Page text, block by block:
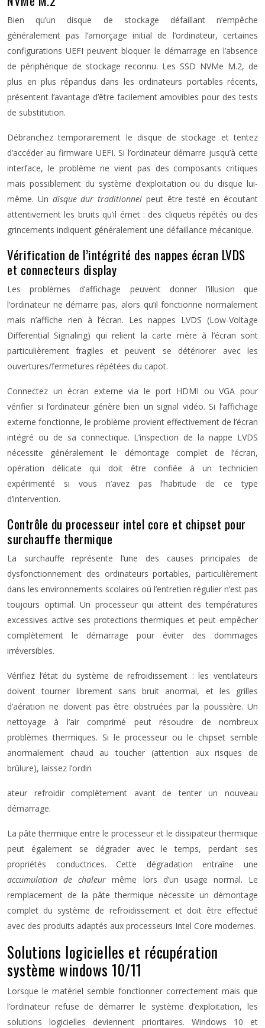
Bien qu’un disque de stockage défaillant n’empêche
généralement pas l’amorçage initial de l’ordinateur, certaines
configurations UEFI peuvent bloquer le démarrage en l’absence
de périphérique de stockage reconnu. Les SSD NVMe M.2, de
plus en plus répandus dans les ordinateurs portables récents,
présentent l’avantage d’être facilement amovibles pour des tests
de substitution.
Débranchez temporairement le disque de stockage et tentez
d’accéder au firmware UEFI. Si l’ordinateur démarre jusqu’à cette
interface, le problème ne vient pas des composants critiques
mais possiblement du système d’exploitation ou du disque lui-
même. Un disque dur traditionnel peut être testé en écoutant
attentivement les bruits qu’il émet : des cliquetis répétés ou des
grincements indiquent généralement une défaillance mécanique.
Vérification de l’intégrité des nappes écran LVDS
et connecteurs display
Les problèmes d’affichage peuvent donner l’illusion que
l’ordinateur ne démarre pas, alors qu’il fonctionne normalement
mais n’affiche rien à l’écran. Les nappes LVDS (Low-Voltage
Differential Signaling) qui relient la carte mère à l’écran sont
particulièrement fragiles et peuvent se détériorer avec les
ouvertures/fermetures répétées du capot.
Connectez un écran externe via le port HDMI ou VGA pour
vérifier si l’ordinateur génère bien un signal vidéo. Si l’affichage
externe fonctionne, le problème provient effectivement de l’écran
intégré ou de sa connectique. L’inspection de la nappe LVDS
nécessite généralement le démontage complet de l’écran,
opération délicate qui doit être confiée à un technicien
expérimenté si vous n’avez pas l’habitude de ce type
d’intervention.
Contrôle du processeur intel core et chipset pour
surchauffe thermique
La surchauffe représente l’une des causes principales de
dysfonctionnement des ordinateurs portables, particulièrement
dans les environnements scolaires où l’entretien régulier n’est pas
toujours optimal. Un processeur qui atteint des températures
excessives active ses protections thermiques et peut empêcher
complètement le démarrage pour éviter des dommages
irréversibles.
Vérifiez l’état du système de refroidissement : les ventilateurs
doivent tourner librement sans bruit anormal, et les grilles
d’aération ne doivent pas être obstruées par la poussière. Un
nettoyage à l’air comprimé peut résoudre de nombreux
problèmes thermiques. Si le processeur ou le chipset semble
anormalement chaud au toucher (attention aux risques de
brûlure), laissez l’ordin
ateur refroidir complètement avant de tenter un nouveau
démarrage.
La pâte thermique entre le processeur et le dissipateur thermique
peut également se dégrader avec le temps, perdant ses
propriétés conductrices. Cette dégradation entraîne une
accumulation de chaleur même lors d’un usage normal. Le
remplacement de la pâte thermique nécessite un démontage
complet du système de refroidissement et doit être effectué
avec des produits adaptés aux processeurs Intel Core modernes.
Solutions logicielles et récupération
système windows 10/11
Lorsque le matériel semble fonctionner correctement mais que
l’ordinateur refuse de démarrer le système d’exploitation, les
solutions logicielles deviennent prioritaires. Windows 10 et